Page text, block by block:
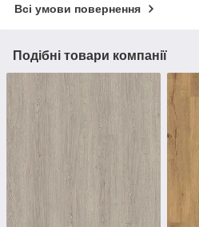
Всі умови повернення
Подібні товари компанії